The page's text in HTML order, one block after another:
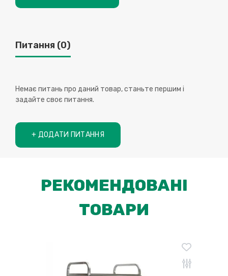
Питання (0)
Немає питань про даний товар, станьте першим і
задайте своє питання.
+ ДОДАТИ ПИТАННЯ
РЕКОМЕНДОВАНІ
ТОВАРИ